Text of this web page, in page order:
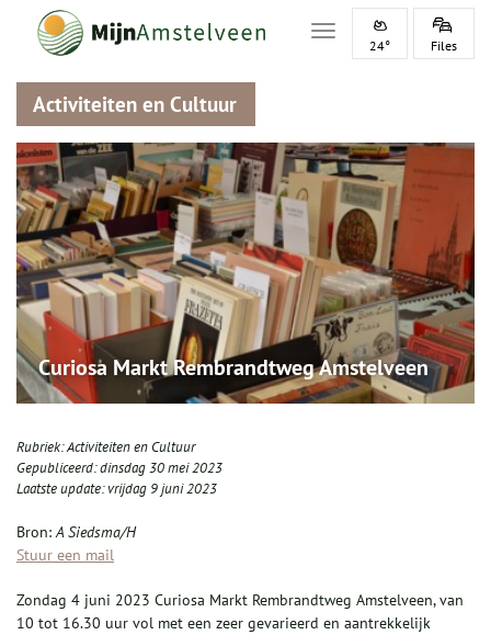
Toggle navigation
24° Files
Activiteiten en Cultuur
Curiosa Markt Rembrandtweg Amstelveen
Rubriek:Activiteiten en Cultuur
Gepubliceerd:dinsdag 30 mei 2023
Laatste update:vrijdag 9 juni 2023
Bron:A Siedsma/H
Stuur een mail
Zondag 4 juni 2023 Curiosa Markt Rembrandtweg Amstelveen, van
10 tot 16.30 uur vol met een zeer gevarieerd en aantrekkelijk